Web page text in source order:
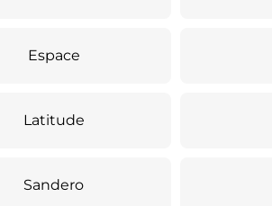
Espace
Latitude
Sandero